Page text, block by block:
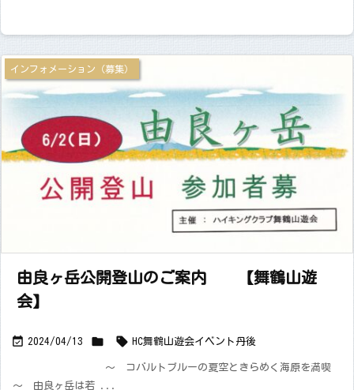
由良ヶ岳公開登山のご案内 【舞鶴山遊
会】
 2024/04/13 
インフォメーション（募集）
 HC舞鶴山遊会イベント 丹後
～ コバルトブルーの夏空ときらめく海原を満喫
～ 由良ヶ岳は若 ...